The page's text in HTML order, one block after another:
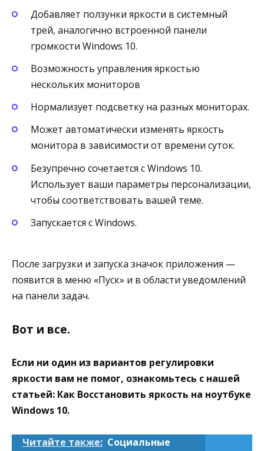
Добавляет ползунки яркости в системный
трей, аналогично встроенной панели
громкости Windows 10.
Возможность управления яркостью
нескольких мониторов
Нормализует подсветку на разных мониторах.
Может автоматически изменять яркость
монитора в зависимости от времени суток.
Безупречно сочетается с Windows 10.
Использует ваши параметры персонализации,
чтобы соответствовать вашей теме.
Запускается с Windows.
После загрузки и запуска значок приложения —
появится в меню «Пуск» и в области уведомлений
на панели задач.
Вот и все.
Если ни один из вариантов регулировки
яркости вам не помог, ознакомьтесь с нашей
статьей: Как Восстановить яркость на ноутбуке
Windows 10.
Читайте также: Социальные